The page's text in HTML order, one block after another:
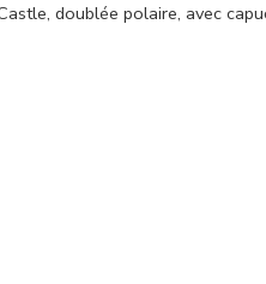
doublée polaire, avec